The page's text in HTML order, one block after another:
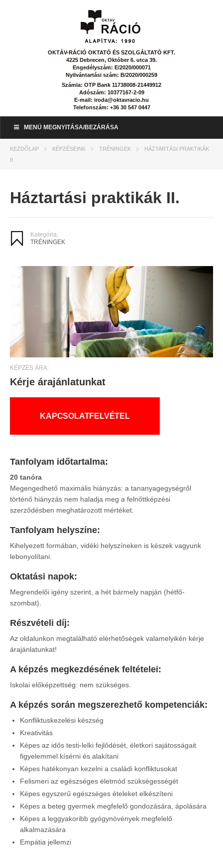
OKTÁV-RÁCIÓ OKTATÓ ÉS SZOLGÁLTATÓ KFT.
4225 Debrecen, Október 6. utca 39.
Engedélyszám: E/2020/000071
Nyilvántartási szám: B/2020/000259
Számla: OTP Bank 11738008-21449912
Adószám: 10377167-2-09
E-mail: iroda@oktavracio.hu
Telefonszám: +36 30 547 0447
MENÜ MEGNYITÁSA/BEZÁRÁSA
KEZDŐLAP KÉPZÉSEINK TRÉNINGEK
HÁZTARTÁSI PRAKTIKÁK
II.
Háztartási praktikák II.
Kategória:
TRÉNINGEK
KÉPZÉS ÁRA:
Kérje árajánlatunkat
KAPCSOLATFELVÉTEL
Tanfolyam időtartalma:
20 tanóra
Megengedhető maximális hiányzás: a tananyagegységről
történő hiányzás nem haladja meg a felnőttképzési
szerződésben meghatározott mértéket.
Tanfolyam helyszíne:
Kihelyezett formában, vidéki helyszíneken is készek vagyunk
lebonyolítani.
Oktatási napok:
Megrendelői igény szerint, a hét bármely napján (hétfő-
szombat).
Részvételi díj:
Az oldalunkon megtalálható elérhetőségek valamelyikén kérje
árajánlatunkat!
A képzés megkezdésének feltételei:
Iskolai előképzettség: nem szükséges.
A képzés során megszerezhető kompetenciák:
Konfliktuskezelési készség
Kreativitás
Képes az idős testi-lelki fejlődését, életkori sajátosságait
figyelemmel kísérni és alakítani
Képes hatékonyan kezelni a családi konfliktusokat
Felismeri az egészséges életmód szükségességét
Képes egyszerű egészséges ételeket elkészíteni
Képes a beteg gyermek megfelelő gondozására, ápolására
Képes a leggyakoribb gyógynövények megfelelő
alkalmazására
Empátia jellemzi